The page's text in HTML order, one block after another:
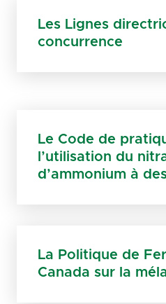
Les Lignes
concurrence
Le Code de
l’utilisation du
d’ammonium à
La Politique de
Canada sur la